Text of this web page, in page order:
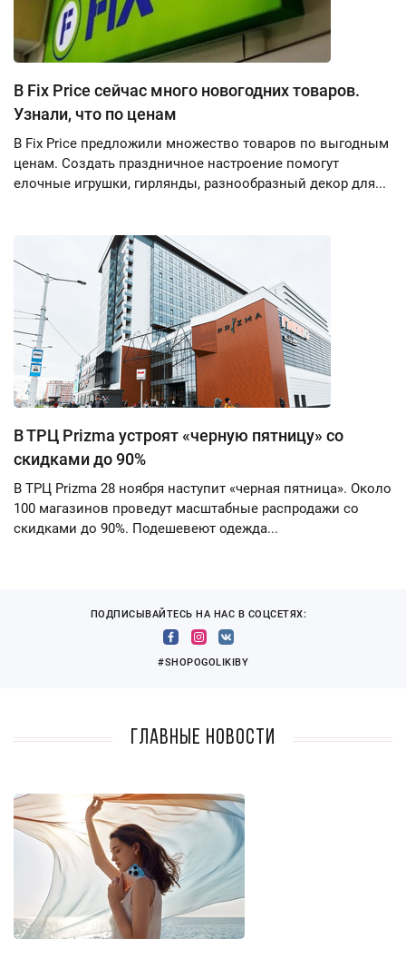
В Fix Price сейчас много новогодних товаров.
Узнали, что по ценам
В Fix Price предложили множество товаров по выгодным
ценам. Создать праздничное настроение помогут
елочные игрушки, гирлянды, разнообразный декор для...
В ТРЦ Prizma устроят «черную пятницу» со
скидками до 90%
В ТРЦ Prizma 28 ноября наступит «черная пятница». Около
100 магазинов проведут масштабные распродажи со
скидками до 90%. Подешевеют одежда...
ПОДПИСЫВАЙТЕСЬ НА НАС В СОЦСЕТЯХ:
#SHOPOGOLIKIBY
Главные новости